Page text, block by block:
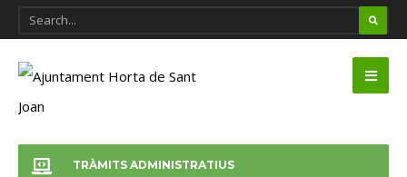
TRÀMITS ADMINISTRATIUS